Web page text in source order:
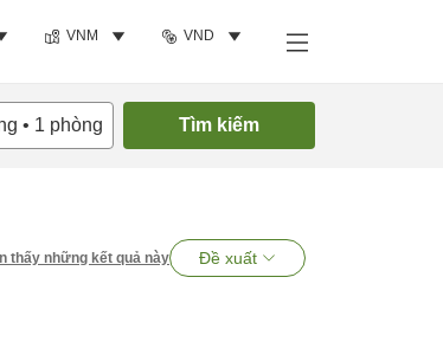
VNM VND
• 1 phòng Tìm kiếm
thấy những kết quả này Đề xuất